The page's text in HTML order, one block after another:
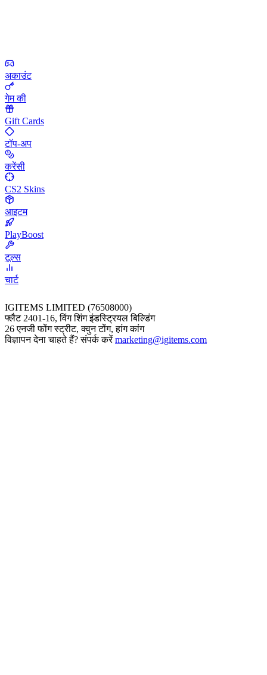
अकाउंट
गेम की
Gift Cards
टॉप-अप
करेंसी
CS2 Skins
आइटम
PlayBoost
टूल्स
चार्ट
IGITEMS LIMITED (76508000)
फ्लैट 2401-16, विंग शिंग इंडस्ट्रियल बिल्डिंग
26 एनजी फोंग स्ट्रीट, क्वुन टोंग, हांग कांग
विज्ञापन देना चाहते हैं? संपर्क करेंmarketing@igitems.com